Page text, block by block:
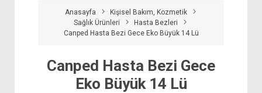
Anasayfa
Kişisel Bakım, Kozmetik
Sağlık Ürünleri
Hasta Bezleri
Canped Hasta Bezi Gece Eko Büyük 14 Lü
Canped Hasta Bezi Gece
Eko Büyük 14 Lü